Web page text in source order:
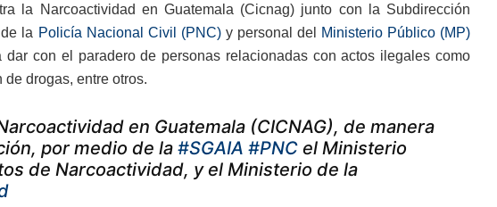
la Narcoactividad en Guatemala (Cicnag) junto con la Subdirección
la Policía Nacional Civil (PNC)y personal del
Ministerio Público (MP)
dar con el paradero de personas relacionadas con actos ilegales como
drogas, entre otros.
en Guatemala (CICNAG), de manera
por medio de la #SGAIA #PNC el Ministerio
de Narcoactividad, y el Ministerio de la